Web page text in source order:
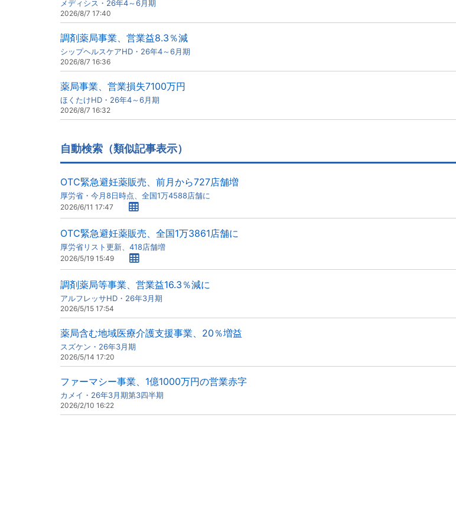
メディシス・26年4～6月期
2026/8/7 17:40
調剤薬局事業、営業益8.3％減
シップヘルスケアHD・26年4～6月期
2026/8/7 16:36
薬局事業、営業損失7100万円
ほくたけHD・26年4～6月期
2026/8/7 16:32
自動検索（類似記事表示）
OTC緊急避妊薬販売、前月から727店舗増
厚労省・今月8日時点、全国1万4588店舗に
2026/6/11 17:47
OTC緊急避妊薬販売、全国1万3861店舗に
厚労省リスト更新、418店舗増
2026/5/19 15:49
調剤薬局等事業、営業益16.3％減に
アルフレッサHD・26年3月期
2026/5/15 17:54
薬局含む地域医療介護支援事業、20％増益
スズケン・26年3月期
2026/5/14 17:20
ファーマシー事業、1億1000万円の営業赤字
カメイ・26年3月期第3四半期
2026/2/10 16:22